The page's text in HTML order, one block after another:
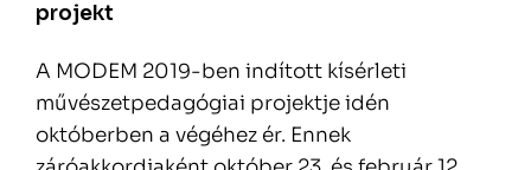
projekt
A MODEM 2019-ben indított kísérleti
művészetpedagógiai projektje idén
októberben a végéhez ér. Ennek